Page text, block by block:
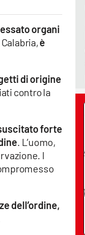
organi
è
di origine
contro la
forte
. L’uomo,
I
dell’ordine,